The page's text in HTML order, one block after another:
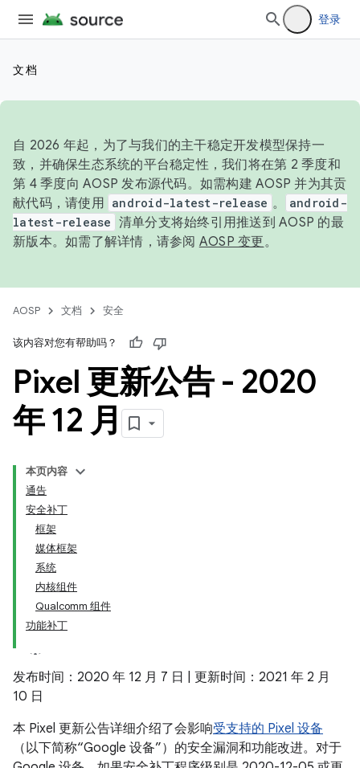
登录
文档
自 2026 年起，为了与我们的主干稳定开发模型保持一
致，并确保生态系统的平台稳定性，我们将在第 2 季度和
第 4 季度向 AOSP 发布源代码。如需构建 AOSP 并为其贡
献代码，请使用 android-latest-release 。
android-
latest-release 清单分支将始终引用推送到 AOSP 的最
新版本。如需了解详情，请参阅 AOSP 变更。
AOSP 文档 安全
该内容对您有帮助吗？
Pixel 更新公告 - 2020
年 12 月
本页内容
通告
安全补丁
框架
媒体框架
系统
内核组件
Qualcomm 组件
功能补丁
发布时间：2020 年 12 月 7 日 | 更新时间：2021 年 2 月
10 日
本 Pixel 更新公告详细介绍了会影响受支持的 Pixel 设备
（以下简称“Google 设备”）的安全漏洞和功能改进。对于